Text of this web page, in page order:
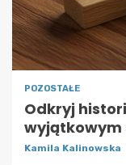
POZOSTAŁE
Odkryj
wyjątkowym
Kamila Kalinowska